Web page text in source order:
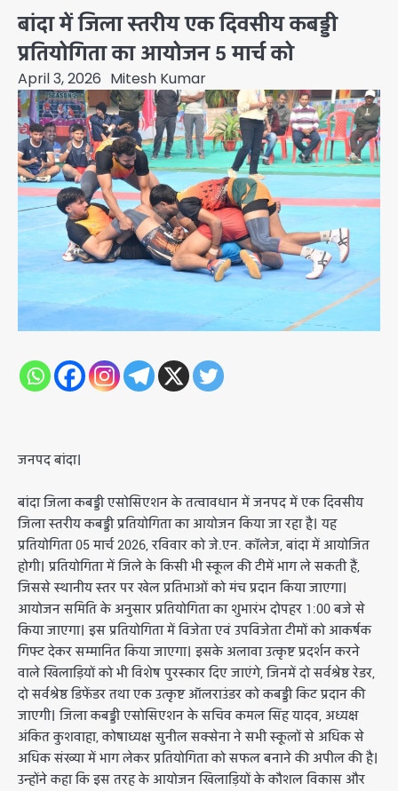
बांदा में जिला स्तरीय एक दिवसीय कबड्डी
प्रतियोगिता का आयोजन 5 मार्च को
April 3, 2026 Mitesh Kumar
जनपद बांदा।
बांदा जिला कबड्डी एसोसिएशन के तत्वावधान में जनपद में एक दिवसीय
जिला स्तरीय कबड्डी प्रतियोगिता का आयोजन किया जा रहा है। यह
प्रतियोगिता 05 मार्च 2026, रविवार को जे.एन. कॉलेज, बांदा में आयोजित
होगी। प्रतियोगिता में जिले के किसी भी स्कूल की टीमें भाग ले सकती हैं,
जिससे स्थानीय स्तर पर खेल प्रतिभाओं को मंच प्रदान किया जाएगा।
आयोजन समिति के अनुसार प्रतियोगिता का शुभारंभ दोपहर 1:00 बजे से
किया जाएगा। इस प्रतियोगिता में विजेता एवं उपविजेता टीमों को आकर्षक
गिफ्ट देकर सम्मानित किया जाएगा। इसके अलावा उत्कृष्ट प्रदर्शन करने
वाले खिलाड़ियों को भी विशेष पुरस्कार दिए जाएंगे, जिनमें दो सर्वश्रेष्ठ रेडर,
दो सर्वश्रेष्ठ डिफेंडर तथा एक उत्कृष्ट ऑलराउंडर को कबड्डी किट प्रदान की
जाएगी। जिला कबड्डी एसोसिएशन के सचिव कमल सिंह यादव, अध्यक्ष
अंकित कुशवाहा, कोषाध्यक्ष सुनील सक्सेना ने सभी स्कूलों से अधिक से
अधिक संख्या में भाग लेकर प्रतियोगिता को सफल बनाने की अपील की है।
उन्होंने कहा कि इस तरह के आयोजन खिलाड़ियों के कौशल विकास और